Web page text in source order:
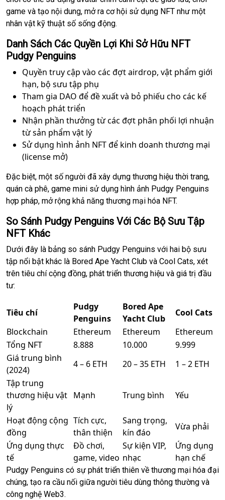
game và tạo nội dung, mở ra cơ hội sử dụng NFT như một
nhân vật kỹ thuật số sống động.
Danh Sách Các Quyền Lợi Khi Sở Hữu NFT
Pudgy Penguins
Quyền truy cập vào các đợt airdrop, vật phẩm giới
hạn, bộ sưu tập phụ
Tham gia DAO để đề xuất và bỏ phiếu cho các kế
hoạch phát triển
Nhận phần thưởng từ các đợt phân phối lợi nhuận
từ sản phẩm vật lý
Sử dụng hình ảnh NFT để kinh doanh thương mại
(license mở)
Đặc biệt, một số người đã xây dựng thương hiệu thời trang,
quán cà phê, game mini sử dụng hình ảnh Pudgy Penguins
hợp pháp, mở rộng khả năng thương mại hóa NFT.
So Sánh Pudgy Penguins Với Các Bộ Sưu Tập
NFT Khác
Dưới đây là bảng so sánh Pudgy Penguins với hai bộ sưu
tập nổi bật khác là Bored Ape Yacht Club và Cool Cats, xét
trên tiêu chí cộng đồng, phát triển thương hiệu và giá trị đầu
tư:
Tiêu chí
Pudgy
Penguins
Bored Ape
Yacht Club
Cool Cats
Blockchain
Ethereum Ethereum
Ethereum
Tổng NFT
8.888 10.000
9.999
Giá trung bình
(2024)
4 – 6 ETH 20 – 35 ETH
1 – 2 ETH
Tập trung
thương hiệu vật
lý
Mạnh Trung bình Yếu
Hoạt động cộng
đồng
Tích cực,
thân thiện
Sang trọng,
kín đáo
Vừa phải
Ứng dụng thực
tế
Đồ chơi,
game, video
Sự kiện VIP,
nhạc
Ứng dụng
hạn chế
Pudgy Penguins có sự phát triển thiên về thương mại hóa đại
chúng, tạo ra cầu nối giữa người tiêu dùng thông thường và
công nghệ Web3.